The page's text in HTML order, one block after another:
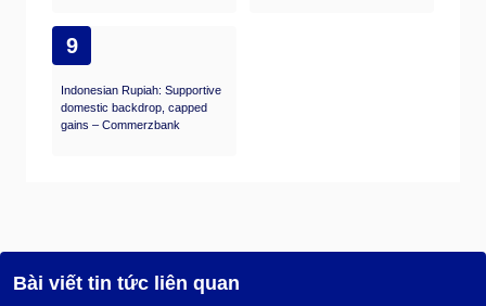
9
Indonesian Rupiah: Supportive
domestic backdrop, capped
gains – Commerzbank
Bài viết tin tức liên quan